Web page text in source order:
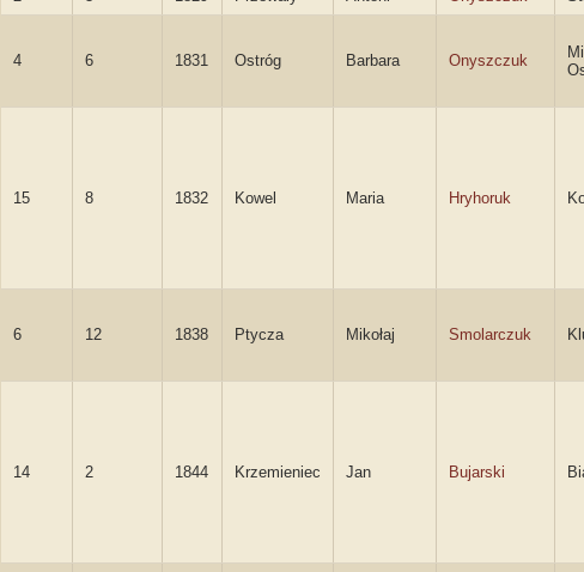
4 6 1831 Ostróg Barbara Onyszczuk
15 8 1832 Kowel Maria Hryhoruk
6 12 1838 Ptycza Mikołaj Smolarczuk
14 2 1844 Krzemieniec Jan Bujarski